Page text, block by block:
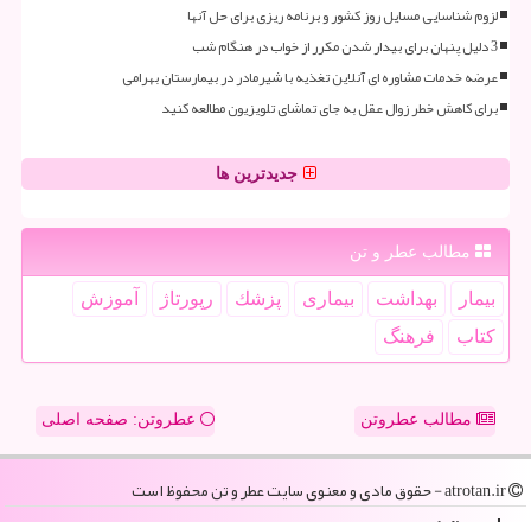
لزوم شناسایی مسایل روز کشور و برنامه ریزی برای حل آنها
3 دلیل پنهان برای بیدار شدن مکرر از خواب در هنگام شب
عرضه خدمات مشاوره ای آنلاین تغذیه با شیرمادر در بیمارستان بهرامی
برای کاهش خطر زوال عقل به جای تماشای تلویزیون مطالعه کنید
جدیدترین ها
مطالب عطر و تن
بیمار بهداشت بیماری پزشك رپورتاژ
آموزش
كتاب
فرهنگ
مطالب عطروتن عطروتن: صفحه اصلی